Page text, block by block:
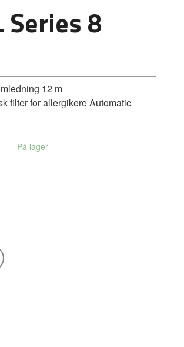
Series 8
12 m
filter for allergikere Automatic
På lager